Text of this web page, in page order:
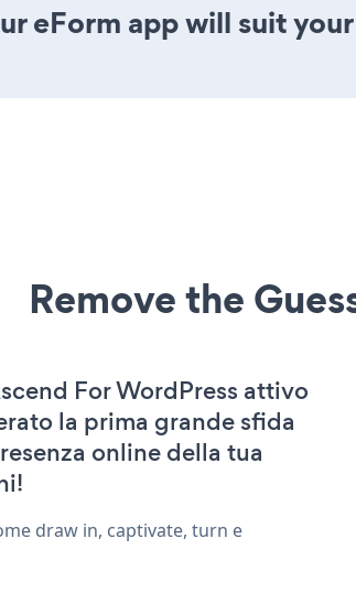
eForm app will suit
Remove the
For WordPress attivo
la prima grande sfida
online della tua
draw in, captivate, turn e